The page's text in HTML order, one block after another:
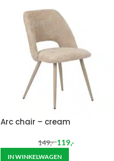
Arc chair – cream
149,- 119,-
IN WINKELWAGEN